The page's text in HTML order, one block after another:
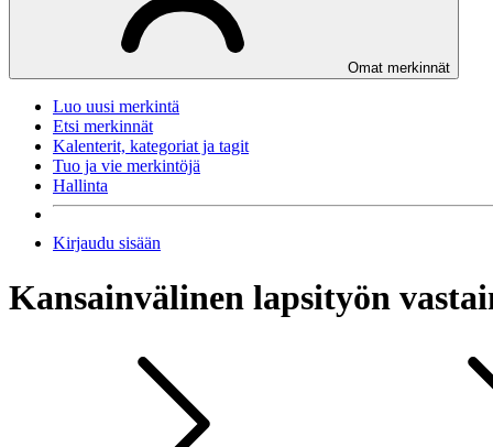
Omat merkinnät
Luo uusi merkintä
Etsi merkinnät
Kalenterit, kategoriat ja tagit
Tuo ja vie merkintöjä
Hallinta
Kirjaudu sisään
Kansainvälinen lapsityön